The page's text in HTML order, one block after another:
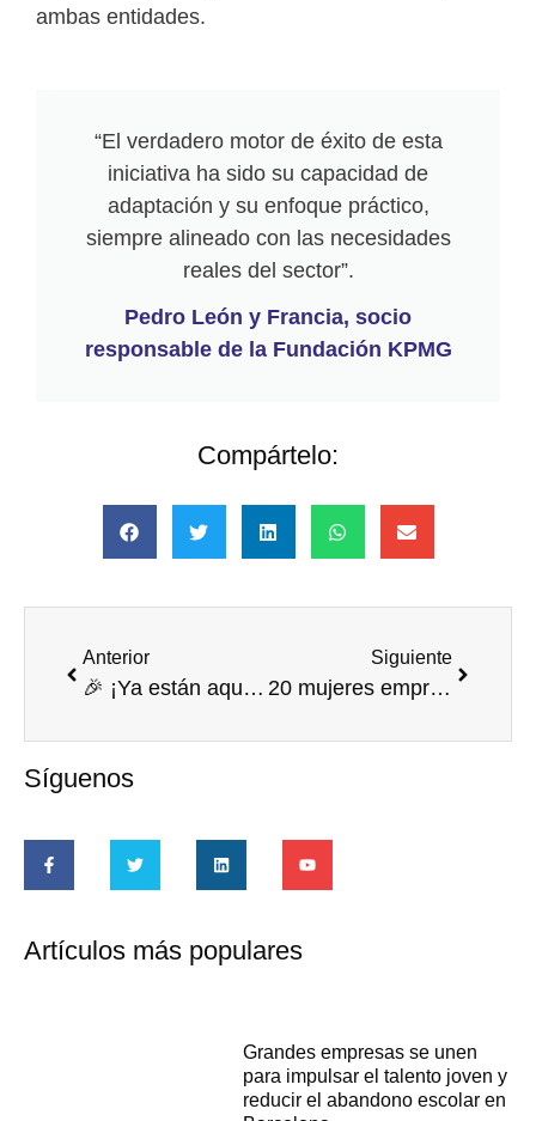
ambas entidades.
“El verdadero motor de éxito de esta
iniciativa ha sido su capacidad de
adaptación y su enfoque práctico,
siempre alineado con las necesidades
reales del sector”.
Pedro León y Francia, socio
responsable de la Fundación KPMG
Compártelo:
Anterior
🎉 ¡Ya están aquí los XVI Premios Corresponsables! 🌱🏆
Siguiente
20 mujeres emprendedoras de Huaral acceden al mercado formal gracias a Codespa
Síguenos
Artículos más populares
Grandes empresas se unen
para impulsar el talento joven y
reducir el abandono escolar en